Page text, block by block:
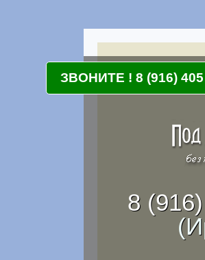
8
ЗВОНИТЕ ! 8 (916) 405